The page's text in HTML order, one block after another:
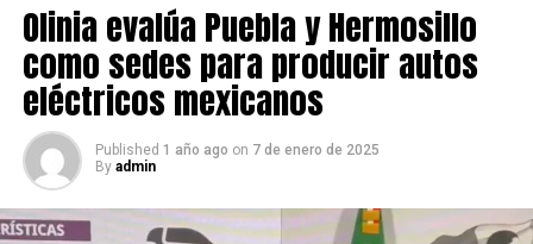
Olinia evalúa Puebla y Hermosillo
como sedes para producir autos
eléctricos mexicanos
Published 1 año ago on 7 de enero de 2025
By admin